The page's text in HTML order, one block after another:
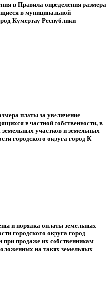
в Правила определения размера
в муниципальной
Кумертау Республики
платы за увеличение
в частной собственности, в
земельных участков и земельных
городского округа город К
и порядка оплаты земельных
городского округа город
продаже их собственникам
на таких земельных